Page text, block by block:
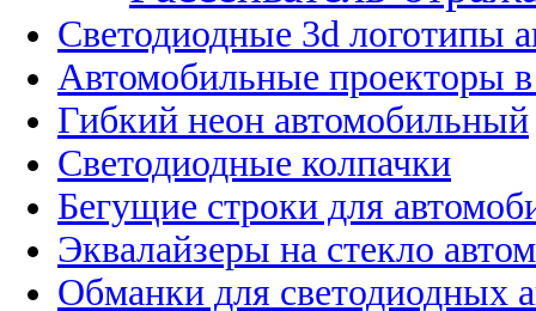
Светодиодные 3d логотипы
Автомобильные проекторы
Гибкий неон автомобильный
Светодиодные колпачки
Бегущие строки для
Эквалайзеры на стекло
Обманки для светодиодных